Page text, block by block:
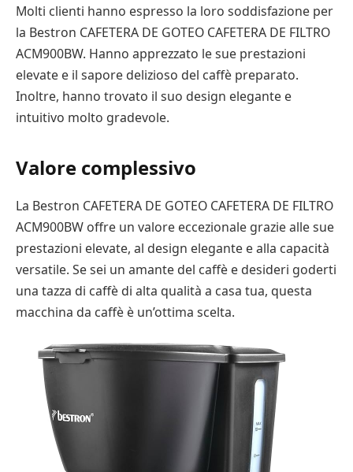
Molti clienti hanno espresso la loro soddisfazione per
la Bestron CAFETERA DE GOTEO CAFETERA DE FILTRO
ACM900BW. Hanno apprezzato le sue prestazioni
elevate e il sapore delizioso del caffè preparato.
Inoltre, hanno trovato il suo design elegante e
intuitivo molto gradevole.
Valore complessivo
La Bestron CAFETERA DE GOTEO CAFETERA DE FILTRO
ACM900BW offre un valore eccezionale grazie alle sue
prestazioni elevate, al design elegante e alla capacità
versatile. Se sei un amante del caffè e desideri goderti
una tazza di caffè di alta qualità a casa tua, questa
macchina da caffè è un’ottima scelta.